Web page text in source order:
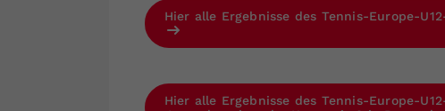
Hier alle Ergebnisse des Tennis-Europe-
Hier alle Ergebnisse des Tennis-Europe-